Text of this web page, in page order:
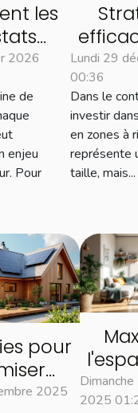
les
vos
2026
de
enjeu
Pour
zones
Lundi 29
00:36
Dans le
investir
en zones à
représente
taille, mais...
pour
2025
2025